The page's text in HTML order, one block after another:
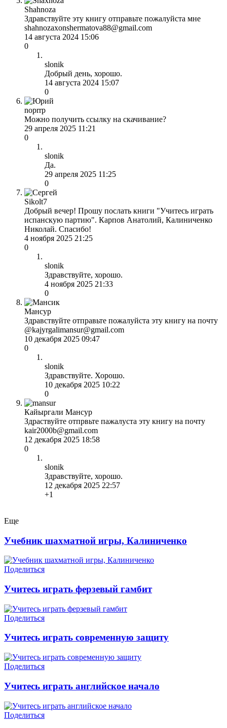
Shahnoza
Здравствуйте эту книгу отправьте пожалуйста мне
shahnozaxonshermatova88@gmail.com
14 августа 2024 15:06
0
slonik
Добрый день, хорошо.
14 августа 2024 15:07
0
noprrp
Можно получить ссылку на скачивание?
29 апреля 2025 11:21
0
slonik
Да.
29 апреля 2025 11:25
0
Sikolt7
Добрый вечер! Прошу послать книги "Учитесь играть
испанскую партию". Карпов Анатолий, Калиниченко
Николай. Спасибо!
4 ноября 2025 21:25
0
slonik
Здравствуйте, хорошо.
4 ноября 2025 21:33
0
Мансур
Здравствуйте отправьте пожалуйста эту книгу на почту
@kajyrgalimansur@gmail.com
10 декабря 2025 09:47
0
slonik
Здравствуйте. Хорошо.
10 декабря 2025 10:22
0
Кайыргали Мансур
Здраствуйте отпрвьте пажалуста эту книгу на почту
kair2000b@gmail.com
12 декабря 2025 18:58
0
slonik
Здравствуйте, хорошо.
12 декабря 2025 22:57
+1
Еще
Учебник шахматной игры, Калиниченко
Поделиться
Учитесь играть ферзевый гамбит
Поделиться
Учитесь играть современную защиту
Поделиться
Учитесь играть английское начало
Поделиться